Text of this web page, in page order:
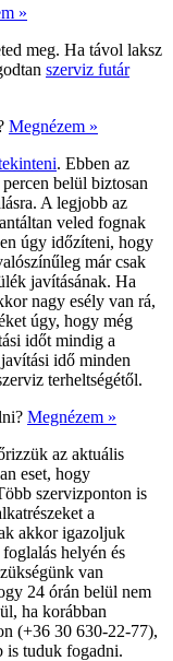
»
meg. Ha távol laksz
szerviz futár
Megnézem »
. Ebben az
belül biztosan
A legjobb az
veled fognak
úgy időzíteni, hogy
már csak
javításának. Ha
nagy esély van rá,
úgy, hogy még
időt mindig a
idő minden
terheltségétől.
Megnézem »
az aktuális
eset, hogy
szervizponton is
a
akkor igazoljuk
helyén és
van
24 órán belül nem
ha korábban
(+36 30 630-22-77),
is tuduk fogadni.